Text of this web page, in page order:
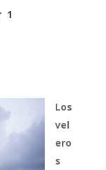
1
Los
vel
ero
s